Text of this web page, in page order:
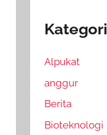
Kategori
Alpukat
anggur
Berita
Bioteknologi